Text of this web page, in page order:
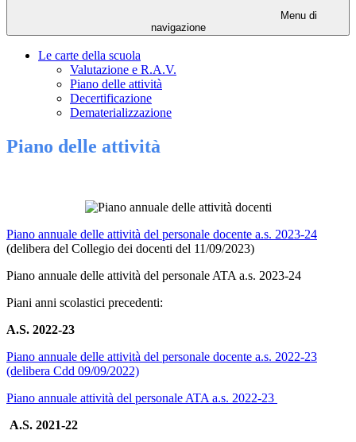
Menu di
navigazione
Le carte della scuola
Valutazione e R.A.V.
Piano delle attività
Decertificazione
Dematerializzazione
Piano delle attività
Piano annuale delle attività del personale docente a.s. 2023-24
(delibera del Collegio dei docenti del 11/09/2023)
Piano annuale delle attività del personale ATA a.s. 2023-24
Piani anni scolastici precedenti:
A.S. 2022-23
Piano annuale delle attività del personale docente a.s. 2022-23
(delibera Cdd 09/09/2022)
Piano annuale attività del personale ATA a.s. 2022-23
A.S. 2021-22